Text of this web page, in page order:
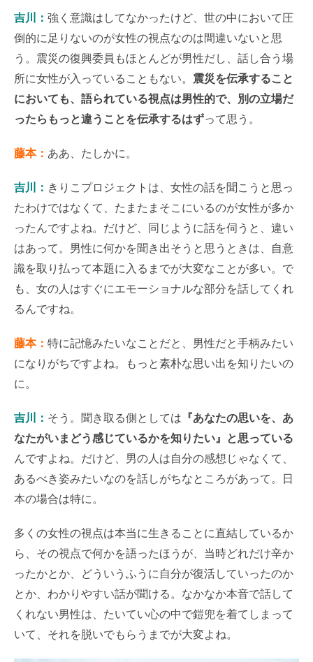
吉川： 強く意識はしてなかったけど、世の中において圧
倒的に足りないのが女性の視点なのは間違いないと思
う。震災の復興委員もほとんどが男性だし、話し合う場
所に女性が入っていることもない。 震災を伝承すること
においても、語られている視点は男性的で、別の立場だ
ったらもっと違うことを伝承するはずって思う。
藤本： ああ、たしかに。
吉川： きりこプロジェクトは、女性の話を聞こうと思っ
たわけではなくて、たまたまそこにいるのが女性が多か
ったんですよね。だけど、同じように話を伺うと、違い
はあって。男性に何かを聞き出そうと思うときは、自意
識を取り払って本題に入るまでが大変なことが多い。で
も、女の人はすぐにエモーショナルな部分を話してくれ
るんですね。
藤本： 特に記憶みたいなことだと、男性だと手柄みたい
になりがちですよね。もっと素朴な思い出を知りたいの
に。
吉川： そう。聞き取る側としては 『あなたの思いを、あ
なたがいまどう感じているかを知りたい』と思っている
んですよね。だけど、男の人は自分の感想じゃなくて、
あるべき姿みたいなのを話しがちなところがあって。日
本の場合は特に。
多くの女性の視点は本当に生きることに直結しているか
ら、その視点で何かを語ったほうが、当時どれだけ辛か
ったかとか、どういうふうに自分が復活していったのか
とか、わかりやすい話が聞ける。なかなか本音で話して
くれない男性は、たいてい心の中で鎧兜を着てしまって
いて、それを脱いでもらうまでが大変よね。